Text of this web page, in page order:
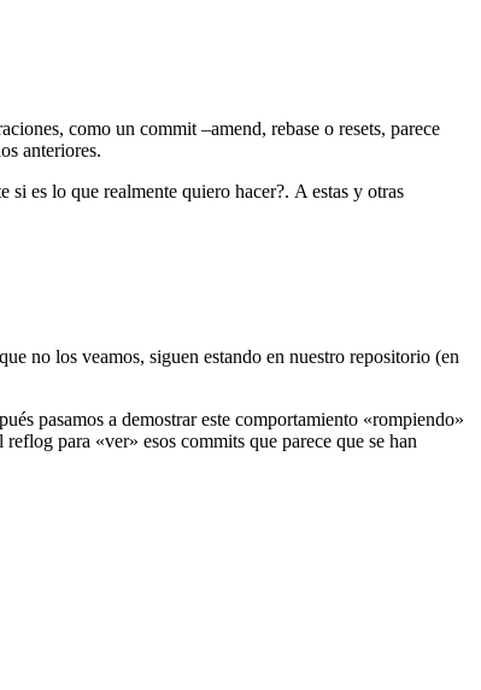
como un commit –amend, rebase o resets, parece
anteriores.
es lo que realmente quiero hacer?. A estas y otras
no los veamos, siguen estando en nuestro repositorio (en
pasamos a demostrar este comportamiento «rompiendo»
para «ver» esos commits que parece que se han